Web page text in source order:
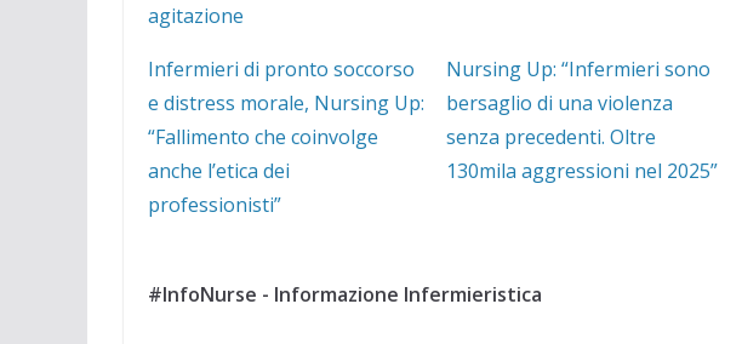
agitazione
Infermieri di pronto soccorso
e distress morale, Nursing Up:
“Fallimento che coinvolge
anche l’etica dei
professionisti”
Nursing Up: “Infermieri sono
bersaglio di una violenza
senza precedenti. Oltre
130mila aggressioni nel 2025”
#InfoNurse - Informazione Infermieristica